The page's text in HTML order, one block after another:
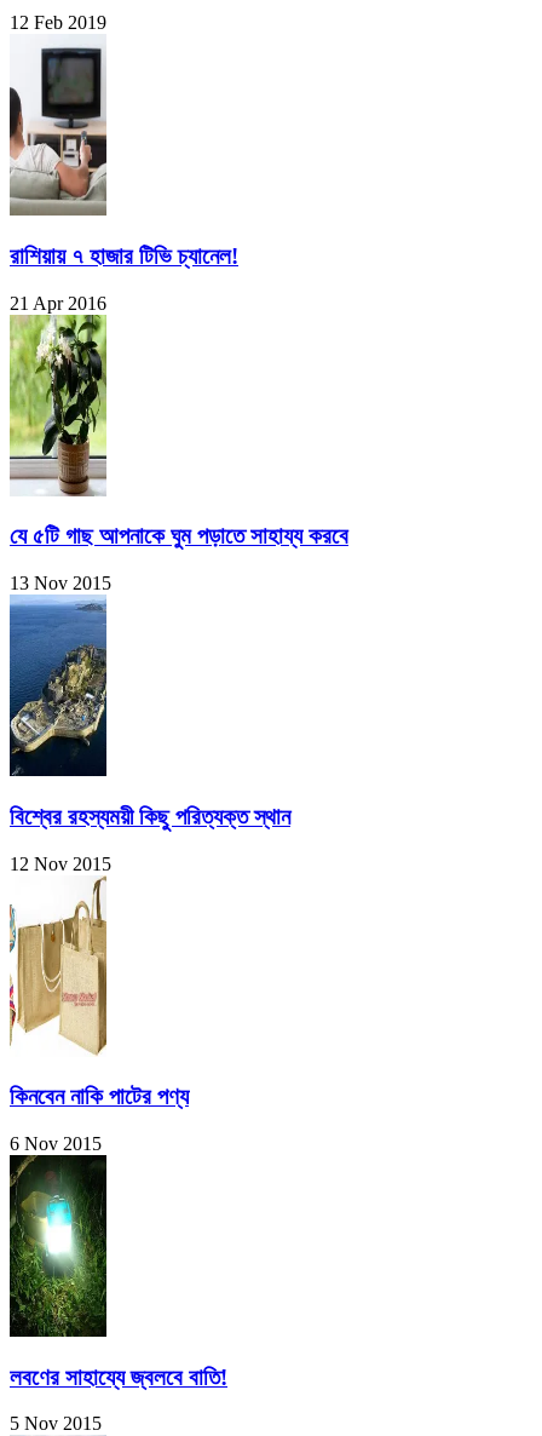
12 Feb 2019
রাশিয়ায় ৭ হাজার টিভি চ্যানেল!
21 Apr 2016
যে ৫টি গাছ আপনাকে ঘুম পড়াতে সাহায্য করবে
13 Nov 2015
বিশ্বের রহস্যময়ী কিছু পরিত্যক্ত স্থান
12 Nov 2015
কিনবেন নাকি পাটের পণ্য
6 Nov 2015
লবণের সাহায্যে জ্বলবে বাতি!
5 Nov 2015